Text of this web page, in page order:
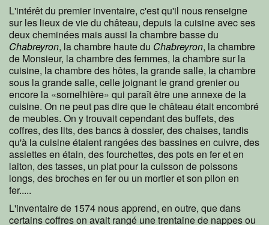
L'intérêt du premier inventaire, c'est qu'il nous renseigne
sur les lieux de vie du château, depuis la cuisine avec ses
deux cheminées mais aussi la chambre basse du
Chabreyron, la chambre haute du Chabreyron, la chambre
de Monsieur, la chambre des femmes, la chambre sur la
cuisine, la chambre des hôtes, la grande salle, la chambre
sous la grande salle, celle joignant le grand grenier ou
encore la «somelhière» qui paraît être une annexe de la
cuisine. On ne peut pas dire que le château était encombré
de meubles. On y trouvait cependant des buffets, des
coffres, des lits, des bancs à dossier, des chaises, tandis
qu'à la cuisine étaient rangées des bassines en cuivre, des
assiettes en étain, des fourchettes, des pots en fer et en
laiton, des tasses, un plat pour la cuisson de poissons
longs, des broches en fer ou un mortier et son pilon en
fer.....
L'inventaire de 1574 nous apprend, en outre, que dans
certains coffres on avait rangé une trentaine de nappes ou